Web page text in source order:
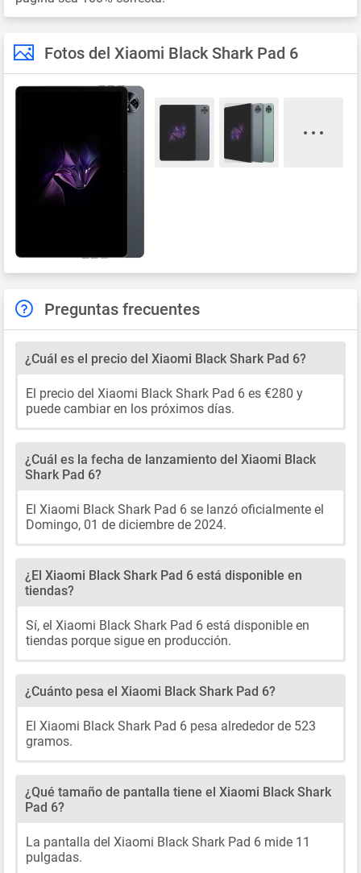
Fotos del Xiaomi Black Shark Pad 6
Preguntas frecuentes
¿Cuál es el precio del Xiaomi Black Shark Pad 6?
El precio del Xiaomi Black Shark Pad 6 es €280 y
puede cambiar en los próximos días.
¿Cuál es la fecha de lanzamiento del Xiaomi Black
Shark Pad 6?
El Xiaomi Black Shark Pad 6 se lanzó oficialmente el
Domingo, 01 de diciembre de 2024.
¿El Xiaomi Black Shark Pad 6 está disponible en
tiendas?
Sí, el Xiaomi Black Shark Pad 6 está disponible en
tiendas porque sigue en producción.
¿Cuánto pesa el Xiaomi Black Shark Pad 6?
El Xiaomi Black Shark Pad 6 pesa alrededor de 523
gramos.
¿Qué tamaño de pantalla tiene el Xiaomi Black Shark
Pad 6?
La pantalla del Xiaomi Black Shark Pad 6 mide 11
pulgadas.